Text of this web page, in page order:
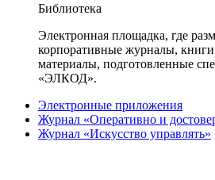
Библиотека
Электронная площадка, где
корпоративные журналы,
материалы, подготовленные
«ЭЛКОД».
Электронные приложения
Журнал «Оперативно и
Журнал «Искусство управлять»